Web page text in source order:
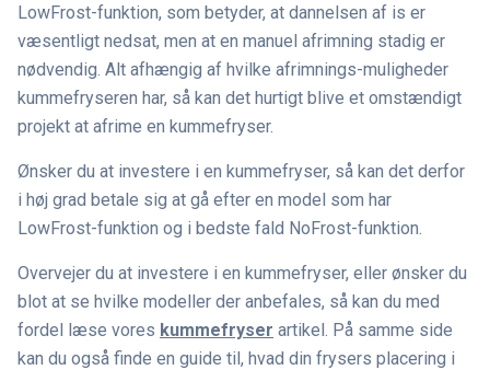
LowFrost-funktion, som betyder, at dannelsen af is er
væsentligt nedsat, men at en manuel afrimning stadig er
nødvendig. Alt afhængig af hvilke afrimnings-muligheder
kummefryseren har, så kan det hurtigt blive et omstændigt
projekt at afrime en kummefryser.
Ønsker du at investere i en kummefryser, så kan det derfor
i høj grad betale sig at gå efter en model som har
LowFrost-funktion og i bedste fald NoFrost-funktion.
Overvejer du at investere i en kummefryser, eller ønsker du
blot at se hvilke modeller der anbefales, så kan du med
fordel læse vores kummefryser artikel. På samme side
kan du også finde en guide til, hvad din frysers placering i